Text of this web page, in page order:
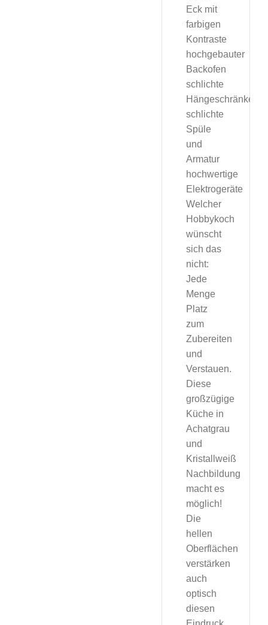
Eck mit
farbigen
Kontraste
hochgebauter
Backofen
schlichte
Hängeschränke
schlichte
Spüle
und
Armatur
hochwertige
Elektrogeräte
Welcher
Hobbykoch
wünscht
sich das
nicht:
Jede
Menge
Platz
zum
Zubereiten
und
Verstauen.
Diese
großzügige
Küche in
Achatgrau
und
Kristallweiß
Nachbildung
macht es
möglich!
Die
hellen
Oberflächen
verstärken
auch
optisch
diesen